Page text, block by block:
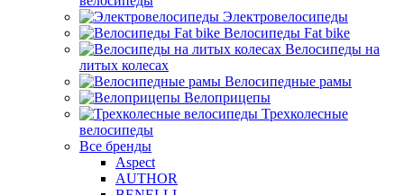
Электровелосипеды
Велосипеды Fat bike
Велосипеды на
литых колесах
Велосипедные рамы
Велоприцепы
Трехколесные
велосипеды
Все бренды
Aspect
AUTHOR